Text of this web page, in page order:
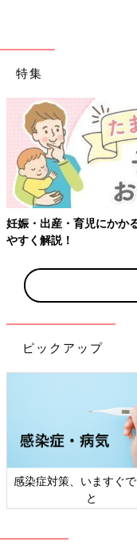
特集
妊娠・出産・育児にかか
やすく解説！
ピックアップ
感染症対策、いますぐ
と